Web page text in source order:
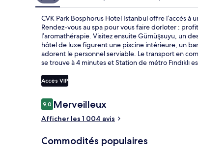
CVK Park Bosphorus Hotel Istanbul offre l’accès à
Rendez-vous au spa pour vous faire dorloter :
l’aromathérapie. Visitez ensuite Gümüşsuyu, un
hôtel de luxe figurent une piscine intérieure, un
adorent le personnel serviable. Le transport en
se trouve à 4 minutes et Station de métro Fındıklı
Accès VIP
Avis
9,09,0 sur 10 –
Merveilleux
Afficher les 1 004 avis
Commodités populaires